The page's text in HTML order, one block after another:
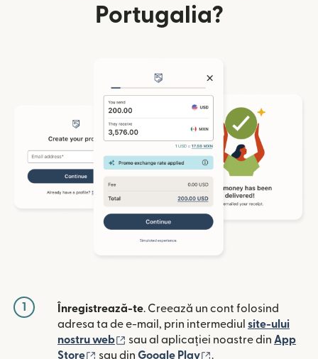
Portugalia?
1 Înregistrează-te. Creează un cont folosind
adresa ta de e-mail, prin intermediul site-ului
nostru web
(se deschide într-o fereastră nouă)
sau al aplicației noastre din App
Store
(se deschide într-o fereastră nouă)
sau din Google Play (se deschide într-o
.